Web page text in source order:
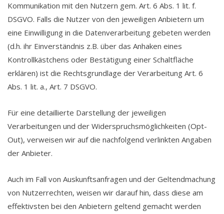
Kommunikation mit den Nutzern gem. Art. 6 Abs. 1 lit. f.
DSGVO. Falls die Nutzer von den jeweiligen Anbietern um
eine Einwilligung in die Datenverarbeitung gebeten werden
(d.h. ihr Einverständnis z.B. über das Anhaken eines
Kontrollkästchens oder Bestätigung einer Schaltfläche
erklären) ist die Rechtsgrundlage der Verarbeitung Art. 6
Abs. 1 lit. a., Art. 7 DSGVO.
Für eine detaillierte Darstellung der jeweiligen
Verarbeitungen und der Widerspruchsmöglichkeiten (Opt-
Out), verweisen wir auf die nachfolgend verlinkten Angaben
der Anbieter.
Auch im Fall von Auskunftsanfragen und der Geltendmachung
von Nutzerrechten, weisen wir darauf hin, dass diese am
effektivsten bei den Anbietern geltend gemacht werden